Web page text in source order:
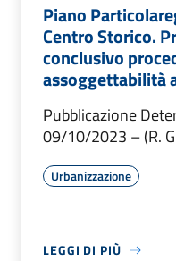
Piano
Centro Storico.
conclusivo
assoggettabilità
Pubblicazione
09/10/2023 – (R.
Urbanizzazione
LEGGI DI PIÙ